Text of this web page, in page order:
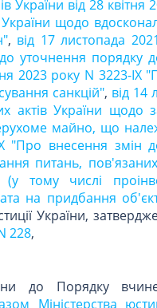
України від 28
щодо
, від 17 листопада
уточнення порядку
2023 року N 3223-IX
санкцій", від 14
актів України щодо
майно, що
"Про внесення змін
питань,
тому числі
на придбання
України,
228,
до Порядку
Міністерства